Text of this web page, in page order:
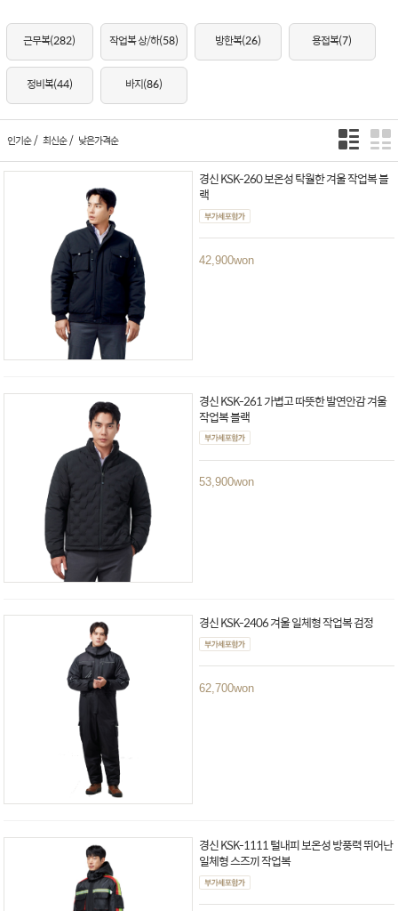
근무복(282) 작업복 상/하(58) 방한복(26) 용접복(7)
정비복(44) 바지(86)
인기순/ 최신순/ 낮은가격순
경신 KSK-260 보온성 탁월한 겨울 작업복 블
랙
42,900won
경신 KSK-261 가볍고 따뜻한 발연안감 겨울
작업복 블랙
53,900won
경신 KSK-2406 겨울 일체형 작업복 검정
62,700won
경신 KSK-1111 털내피 보온성 방풍력 뛰어난
일체형 스즈끼 작업복